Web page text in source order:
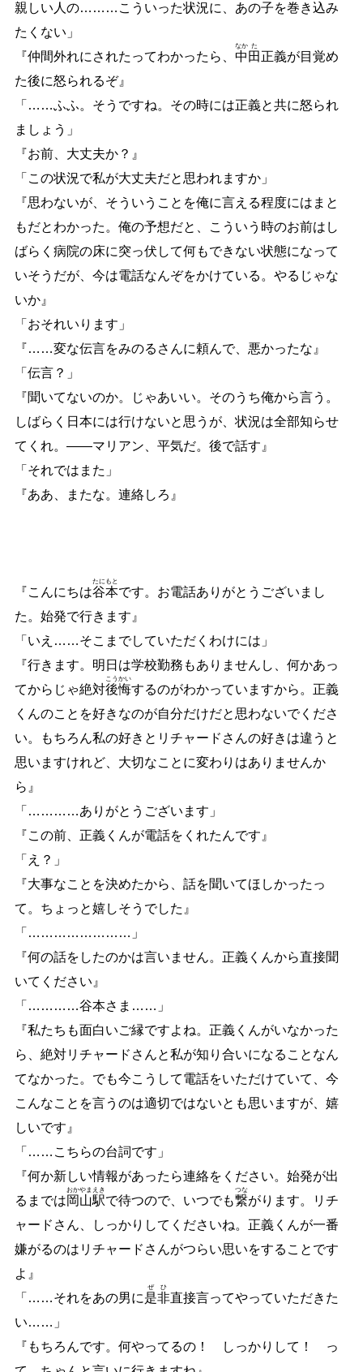
親しい人の… … … こういった状況に、あの子を巻き込み
たくない」
『仲間外れにされたってわかったら、 中
なか
田
た
正義が目覚め
た後に怒られるぞ』
「 … …ふふ。そうですね。その時には正義と共に怒られ
ましょう」
『お前、大丈夫か？』
「この状況で私が大丈夫だと思われますか」
『思わないが、そういうことを俺に言える程度にはまと
もだとわかった。俺の予想だと、こういう時のお前はし
ばらく病院の床に突っ伏して何もできない状態になって
いそうだが、今は電話なんぞをかけている。やるじゃな
いか』
「おそれいります」
『… …変な伝言をみのるさんに頼んで、悪かったな』
「伝言？」
『聞いてないのか。じゃあいい。そのうち俺から言う。
しばらく日本には行けないと思うが、状況は全部知らせ
てくれ。 ――マリアン、平気だ。後で話す』
「それではまた」
『ああ、またな。連絡しろ』
『こんにちは谷
たに
本
もと
です。お電話ありがとうございまし
た。始発で行きます』
「いえ … …そこまでしていただくわけには」
『行きます。明日は学校勤務もありませんし、何かあっ
てからじゃ絶対後
こう
悔
かい
するのがわかっていますから。正義
くんのことを好きなのが自分だけだと思わないでくださ
い。もちろん私の好きとリチャードさんの好きは違うと
思いますけれど、大切なことに変わりはありませんか
ら』
「 … … … …ありがとうございます」
『この前、正義くんが電話をくれたんです』
「え？」
『大事なことを決めたから、話を聞いてほしかったっ
て。ちょっと嬉しそうでした』
「 … … … … … … … … 」
『何の話をしたのかは言いません。正義くんから直接聞
いてください』
「 … … … …谷本さま … … 」
『私たちも面白いご縁ですよね。正義くんがいなかった
ら、絶対リチャードさんと私が知り合いになることなん
てなかった。でも今こうして電話をいただけていて、今
こんなことを言うのは適切ではないとも思いますが、嬉
しいです』
「 … … こちらの台詞です」
『何か新しい情報があったら連絡をください。始発が出
るまでは岡
おか
山
やま
駅
えき
で待つので、いつでも繋
つな
がります。リチ
ャードさん、しっかりしてくださいね。正義くんが一番
嫌がるのはリチャードさんがつらい思いをすることです
よ』
「 … …それをあの男に是
ぜ
非
ひ
直接言ってやっていただきた
い… … 」
『もちろんです。何やってるの！ しっかりして！ っ